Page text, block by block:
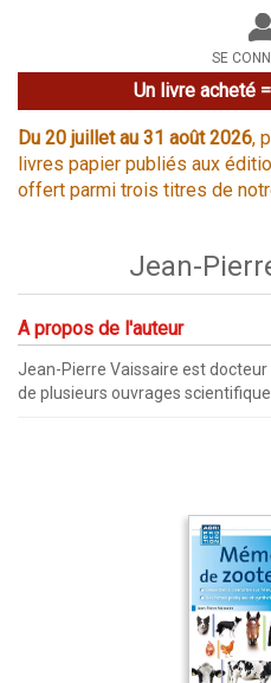
le
SE
Un livre acheté
Du 20 juillet au 31 août 2026,
livres papier publiés aux
offert parmi trois titres de
Jean-
A propos de l'auteur
Jean-Pierre Vaissaire est
de plusieurs ouvrages